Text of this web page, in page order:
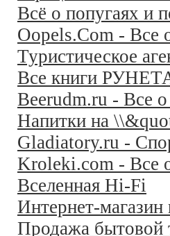
Всё о попугаях и
Oopels.Com - Все
Туристическое
Все книги
Beerudm.ru - Все о
Напитки на
Gladiatory.ru -
Kroleki.com - Все
Вселенная Hi-Fi
Интернет-магазин
Продажа бытовой